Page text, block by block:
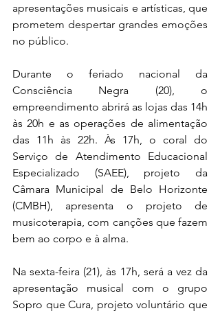
apresentações musicais e artísticas, que
prometem despertar grandes emoções
no público.
Durante o feriado nacional da
Consciência Negra (20), o
empreendimento abrirá as lojas das 14h
às 20h e as operações de alimentação
das 11h às 22h. Às 17h, o coral do
Serviço de Atendimento Educacional
Especializado (SAEE), projeto da
Câmara Municipal de Belo Horizonte
(CMBH), apresenta o projeto de
musicoterapia, com canções que fazem
bem ao corpo e à alma.
Na sexta-feira (21), às 17h, será a vez da
apresentação musical com o grupo
Sopro que Cura, projeto voluntário que